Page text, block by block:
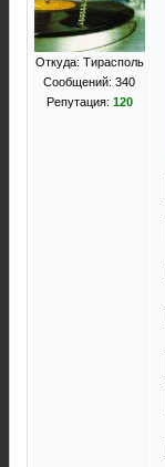
Откуда: Тирасполь
Сообщений: 340
Репутация: 120